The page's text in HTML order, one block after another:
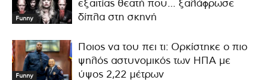
Funny
εξαιτίας θεατή που… ξαλάφρωσε
δίπλα στη σκηνή
Funny
Ποιος να του πει τι: Ορκίστηκε ο πιο
ψηλός αστυνομικός των ΗΠΑ με
ύψος 2,22 μέτρων